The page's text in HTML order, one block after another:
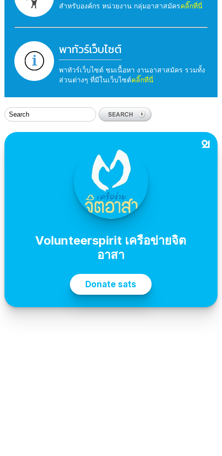
สำหรับองค์กร หน่วยงาน กลุ่มอาสาสมัครคลิ๊กที่นี่
พาทัวร์เว็บไซต์
พาทัวร์เว็บไซต์ ชมเนื้อหา งานอาสาสมัคร รวมทั้ง
ส่วนต่างๆ ที่มีในเว็บไซต์คลิ๊กที่นี่